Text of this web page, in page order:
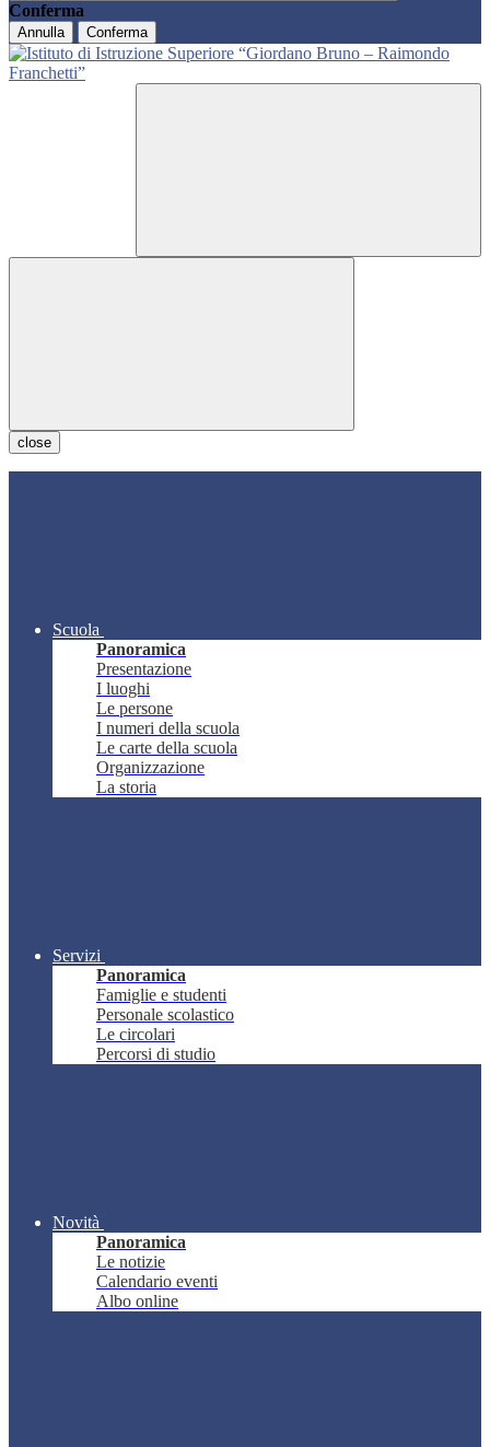
Conferma
Annulla Conferma
close
Scuola
Panoramica
Presentazione
I luoghi
Le persone
I numeri della scuola
Le carte della scuola
Organizzazione
La storia
Servizi
Panoramica
Famiglie e studenti
Personale scolastico
Le circolari
Percorsi di studio
Novità
Panoramica
Le notizie
Calendario eventi
Albo online